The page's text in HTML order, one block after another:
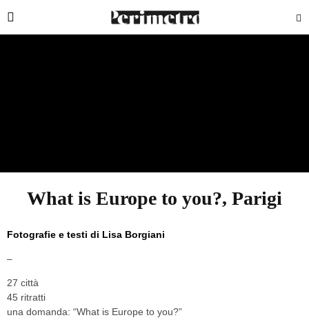
What is Europe to you?, Parigi
Fotografie e testi di Lisa Borgiani
–
27 città
45 ritratti
una domanda: “What is Europe to you?”